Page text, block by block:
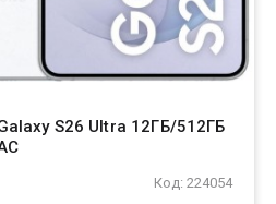
S26 Ultra 12ГБ/512ГБ
Код: 224054